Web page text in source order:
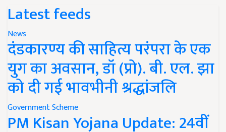
Latest feeds
News
दंडकारण्य की साहित्य परंपरा के एक
युग का अवसान, डॉ (प्रो). बी. एल. झा
को दी गई भावभीनी श्रद्धांजलि
Government Scheme
PM Kisan Yojana Update: 24वीं